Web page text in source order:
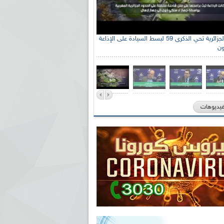
الإذاعة الجزائرية تحي الذكرى 59 لبسط السيادة على الإذاعة